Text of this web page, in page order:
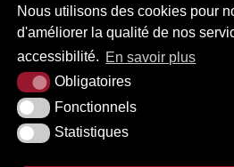
Nous utilisons des cookies pour
d'améliorer la qualité de nos
accessibilité. En savoir plus
Obligatoires
Fonctionnels
Statistiques
PLAN DU SITE MENTIONS